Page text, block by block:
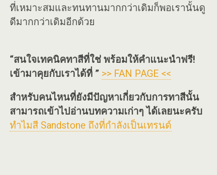
ที่เหมาะสมและทนทานมากกว่าเดิมก็พอเรานั้นดู
ดีมากกว่าเดิมอีกด้วย
“สนใจเทคนิคทาสีที่ใช่ พร้อมให้คำแนะนำฟรี!
เข้ามาคุยกับเราได้ที่ ” >> FAN PAGE <<
สำหรับคนไหนที่ยังมีปัญหาเกี่ยวกับการทาสีนั้น
สามารถเข้าไปอ่านบทความเก่าๆ ได้เลยนะครับ
ทำไมสี Sandstone ถึงที่กำลังเป็นเทรนด์